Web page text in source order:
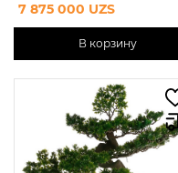
7 875 000 UZS
В корзину